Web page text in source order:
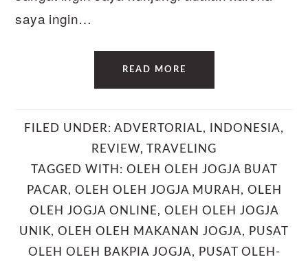
saya ingin…
READ MORE
FILED UNDER: ADVERTORIAL, INDONESIA,
REVIEW, TRAVELING
TAGGED WITH: OLEH OLEH JOGJA BUAT
PACAR, OLEH OLEH JOGJA MURAH , OLEH
OLEH JOGJA ONLINE, OLEH OLEH JOGJA
UNIK, OLEH OLEH MAKANAN JOGJA, PUSAT
OLEH OLEH BAKPIA JOGJA, PUSAT OLEH-